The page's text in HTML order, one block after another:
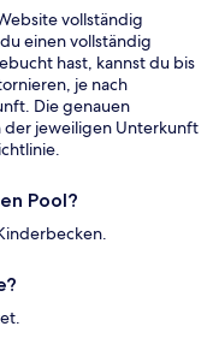
vollständig
einen vollständig
hast, kannst du bis
je nach
Die genauen
der jeweiligen Unterkunft
Pool?